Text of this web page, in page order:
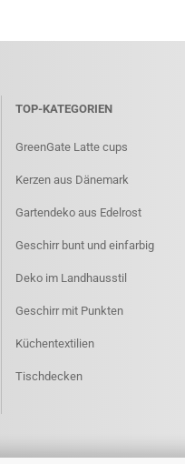
TOP-KATEGORIEN
GreenGate Latte cups
Kerzen aus Dänemark
Gartendeko aus Edelrost
Geschirr bunt und einfarbig
Deko im Landhausstil
Geschirr mit Punkten
Küchentextilien
Tischdecken